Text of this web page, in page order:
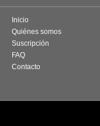
Inicio
Quiénes somos
Suscripción
FAQ
Contacto